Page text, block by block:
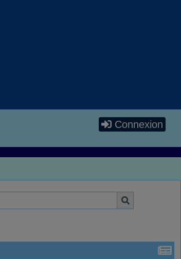
Connexion